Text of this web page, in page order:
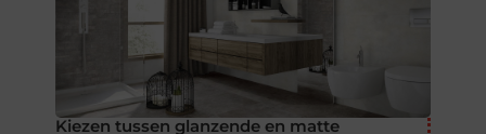
Kiezen tussen glanzende en matte